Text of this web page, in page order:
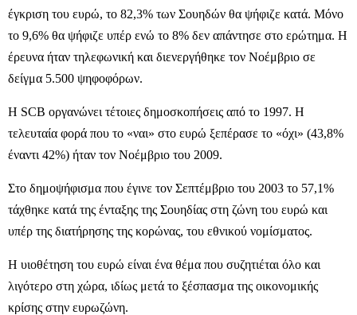
έγκριση του ευρώ, το 82,3% των Σουηδών θα ψήφιζε κατά. Μόνο
το 9,6% θα ψήφιζε υπέρ ενώ το 8% δεν απάντησε στο ερώτημα. Η
έρευνα ήταν τηλεφωνική και διενεργήθηκε τον Νοέμβριο σε
δείγμα 5.500 ψηφοφόρων.
Η SCB οργανώνει τέτοιες δημοσκοπήσεις από το 1997. Η
τελευταία φορά που το «ναι» στο ευρώ ξεπέρασε το «όχι» (43,8%
έναντι 42%) ήταν τον Νοέμβριο του 2009.
Στο δημοψήφισμα που έγινε τον Σεπτέμβριο του 2003 το 57,1%
τάχθηκε κατά της ένταξης της Σουηδίας στη ζώνη του ευρώ και
υπέρ της διατήρησης της κορώνας, του εθνικού νομίσματος.
Η υιοθέτηση του ευρώ είναι ένα θέμα που συζητιέται όλο και
λιγότερο στη χώρα, ιδίως μετά το ξέσπασμα της οικονομικής
κρίσης στην ευρωζώνη.